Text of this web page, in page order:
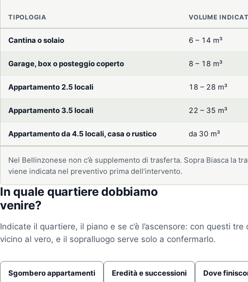
TIPOLOGIA VOLUME
Cantina o solaio 6 – 14 m³
Garage, box o posteggio coperto 8 – 18 m³
Appartamento 2.5 locali 18 – 28 m³
Appartamento 3.5 locali 22 – 35 m³
Appartamento da 4.5 locali, casa o rustico da 30 m³
Nel Bellinzonese non c’è supplemento di trasferta. Sopra Biasca la
viene indicata nel preventivo prima dell’intervento.
In quale quartiere dobbiamo
venire?
Indicate il quartiere, il piano e se c’è l’ascensore: con questi
vicino al vero, e il sopralluogo serve solo a confermarlo.
Sgombero appartamenti Eredità e successioni Dove